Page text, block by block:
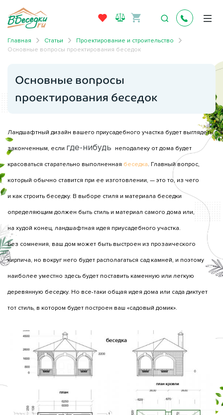
Главная Статьи
Проектирование и строительство
Основные вопросы проектирования беседок
Основные вопросы
проектирования беседок
Ландшафтный дизайн вашего приусадебного участка будет выглядеть
законченным, если где-нибудь неподалеку от дома будет
красоваться старательно выполненная беседка . Главный вопрос,
который обычно ставится при ее изготовлении, — это то, из чего
и как строить беседку. В выборе стиля и материала беседки
определяющим должен быть стиль и материал самого дома или,
на худой конец, ландшафтная идея приусадебного участка.
Без сомнения, ваш дом может быть выстроен из прозаического
кирпича, но вокруг него будет располагаться сад камней, и поэтому
наиболее уместно здесь будет поставить каменную или легкую
деревянную беседку. Но все-таки общая идея дома или сада диктует
тот стиль, в котором будет построен ваш «садовый домик».